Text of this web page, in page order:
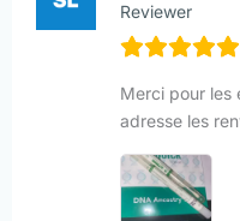
Reviewer
Merci pour les
adresse les